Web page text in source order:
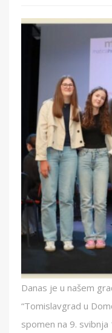
Danas je u našem
“Tomislavgrad u
spomen na 9. svibnja